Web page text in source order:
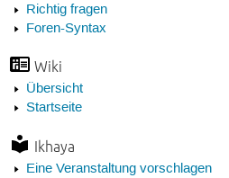
Richtig fragen
Foren-Syntax
Wiki
Übersicht
Startseite
Ikhaya
Eine Veranstaltung vorschlagen